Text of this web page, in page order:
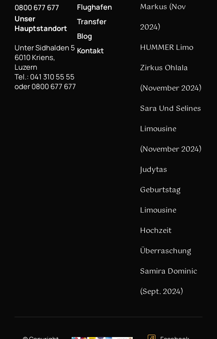
0800 677 677
Unser
Hauptstandort
Unter Sidhalden 5
6010 Kriens,
Luzern
Tel.: 041 310 55 55
oder 0800 677 677
Flughafen
Transfer
Blog
Kontakt
Markus (Nov
2024)
HUMMER Limo
Zirkus Ohlala
(November 2024)
Sara Und Selines
Limousine
(November 2024)
Judytas
Geburtstag
Limousine
Hochzeit
Überraschung
Samira Dominic
(Sept. 2024)